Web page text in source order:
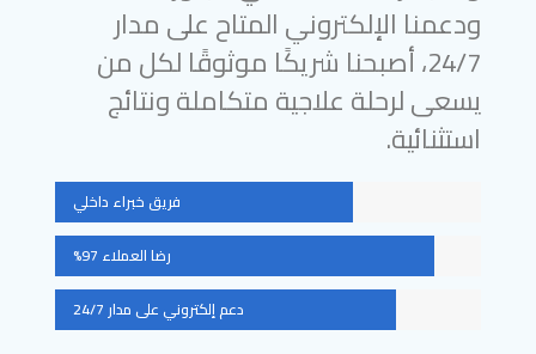
ودعمنا الإلكتروني المتاح على مدار
24/7، أصبحنا شريكًا موثوقًا لكل من
يسعى لرحلة علاجية متكاملة ونتائج
استثنائية.
فريق خبراء داخلي
رضا العملاء 97%
دعم إلكتروني على مدار 24/7